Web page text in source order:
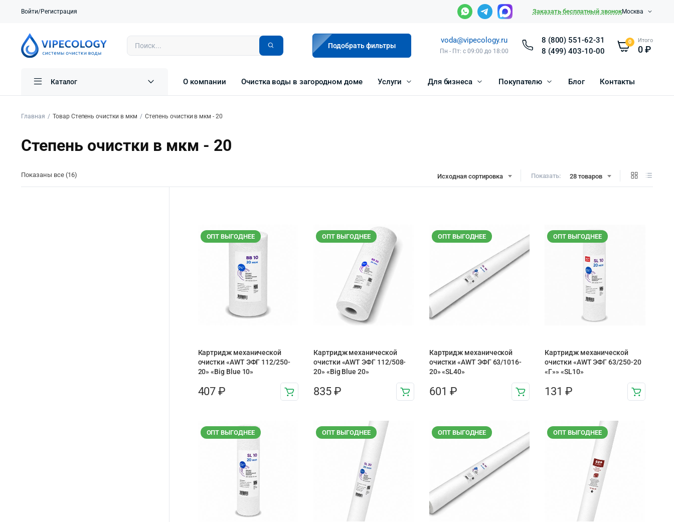
Войти/Регистрация Заказать бесплатный звонокМосква
Подобрать фильтры
voda@vipecology.ru
Пн - Пт: с 09:00 до 18:00
8 (800) 551-62-31
8 (499) 403-10-00
0 Итого
0₽
Каталог О компании Очистка воды в загородном доме Услуги Для бизнеса Покупателю Блог Контакты
Главная Товар Степень очистки в мкм Степень очистки в мкм - 20
Степень очистки в мкм - 20
Исходная сортировка Показать: 28 товаров
Показаны все (16)
ОПТ ВЫГОДНЕЕ
Картридж механической
очистки «AWT ЭФГ 112/250-
20» «Big Blue 10»
407₽
ОПТ ВЫГОДНЕЕ
Картридж механической
очистки «AWT ЭФГ 112/508-
20» «Big Blue 20»
835₽
ОПТ ВЫГОДНЕЕ
Картридж механической
очистки «AWT ЭФГ 63/1016-
20» «SL40»
601 ₽
ОПТ ВЫГОДНЕЕ
Картридж механической
очистки «AWT ЭФГ 63/250-20
«Г»» «SL10»
131₽
ОПТ ВЫГОДНЕЕ ОПТ ВЫГОДНЕЕ ОПТ ВЫГОДНЕЕ ОПТ ВЫГОДНЕЕ